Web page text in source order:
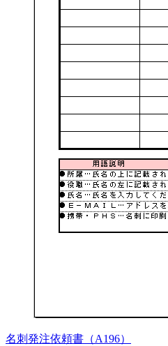
名刺発注依頼書（A196）